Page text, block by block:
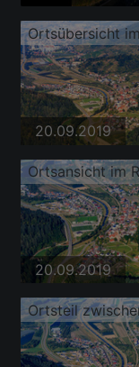
Ortsübersicht
20.09.2019
Ortsansicht im
20.09.2019
Ortsteil